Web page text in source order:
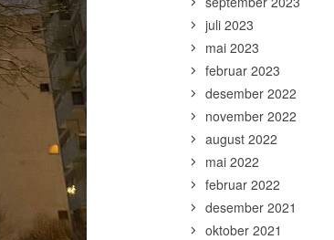
juli 2023
mai 2023
februar 2023
desember 2022
november 2022
august 2022
mai 2022
februar 2022
desember 2021
oktober 2021